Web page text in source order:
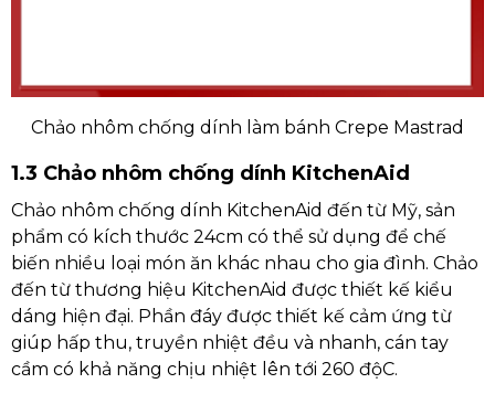
Chảo nhôm chống dính làm bánh Crepe Mastrad
1.3 Chảo nhôm chống dính KitchenAid
Chảo nhôm chống dính KitchenAid đến từ Mỹ, sản
phẩm có kích thước 24cm có thể sử dụng để chế
biến nhiều loại món ăn khác nhau cho gia đình. Chảo
đến từ thương hiệu KitchenAid được thiết kế kiểu
dáng hiện đại. Phần đáy được thiết kế cảm ứng từ
giúp hấp thu, truyền nhiệt đều và nhanh, cán tay
cầm có khả năng chịu nhiệt lên tới 260 độC.